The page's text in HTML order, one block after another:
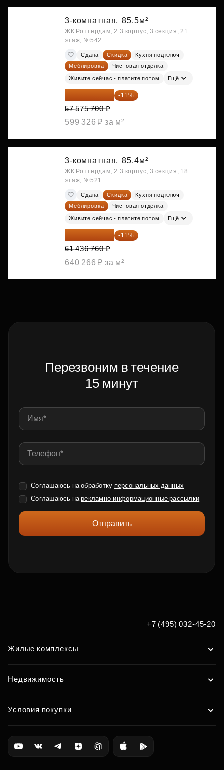
3-комнатная, 85.5м²
ЖК Роттердам, 2.3 корпус, 3 секция, 21
этаж, №542
Сдана Скидка
Кухня под ключ
Меблировка
Чистовая отделка
Живите сейчас - платите потом Ещё
51 242 373 ₽ -11%
57 575 700 ₽
599 326 ₽ за м²
3-комнатная, 85.4м²
ЖК Роттердам, 2.3 корпус, 3 секция, 18
этаж, №521
Сдана Скидка
Кухня под ключ
Меблировка
Чистовая отделка
Живите сейчас - платите потом Ещё
54 678 716 ₽ -11%
61 436 760 ₽
640 266 ₽ за м²
Перезвоним в течение
15 минут
Соглашаюсь на обработку персональных данных
Соглашаюсь нарекламно-информационные рассылки
Отправить
+7 (495) 032-45-20
Жилые комплексы
Недвижимость
Условия покупки